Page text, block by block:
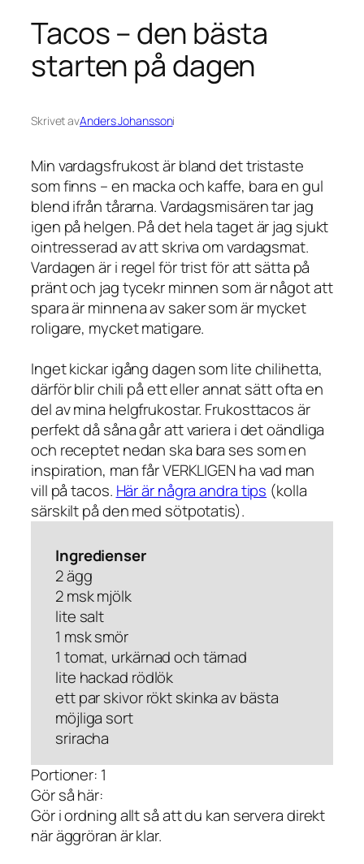
Tacos – den bästa
starten på dagen
Skrivet avAnders Johanssoni
Min vardagsfrukost är bland det tristaste
som finns – en macka och kaffe, bara en gul
blend ifrån tårarna. Vardagsmisären tar jag
igen på helgen. På det hela taget är jag sjukt
ointresserad av att skriva om vardagsmat.
Vardagen är i regel för trist för att sätta på
pränt och jag tycekr minnen som är något att
spara är minnena av saker som är mycket
roligare, mycket matigare.
Inget kickar igång dagen som lite chilihetta,
därför blir chili på ett eller annat sätt ofta en
del av mina helgfrukostar. Frukosttacos är
perfekt då såna går att variera i det oändliga
och receptet nedan ska bara ses som en
inspiration, man får VERKLIGEN ha vad man
vill på tacos. Här är några andra tips (kolla
särskilt på den med sötpotatis).
Ingredienser
2 ägg
2 msk mjölk
lite salt
1 msk smör
1 tomat, urkärnad och tärnad
lite hackad rödlök
ett par skivor rökt skinka av bästa
möjliga sort
sriracha
Portioner: 1
Gör så här:
Gör i ordning allt så att du kan servera direkt
när äggröran är klar.